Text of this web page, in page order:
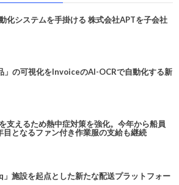
化システムを手掛ける 株式会社APTを子会社
」の可視化をInvoiceのAI-OCRで自動化する新
支えるため熱中症対策を強化。今年から船員
となるファン付き作業服の支給も継続
施設を起点とした新たな配送プラットフォー